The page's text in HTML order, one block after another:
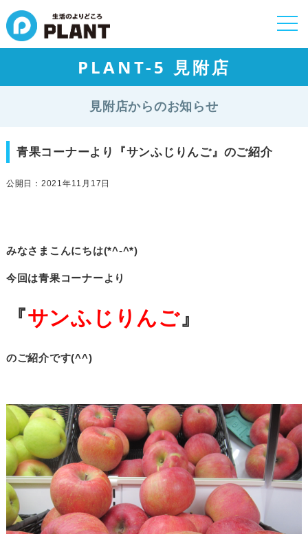
PLANT-5 見附店
見附店からのお知らせ
青果コーナーより『サンふじりんご』のご紹介
公開日：2021年11月17日
みなさまこんにちは(*^-^*)
今回は青果コーナーより
『サンふじりんご』
のご紹介です(^^)